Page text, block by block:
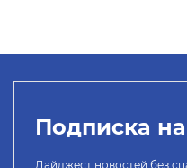
Подписка
Дайджест новостей без